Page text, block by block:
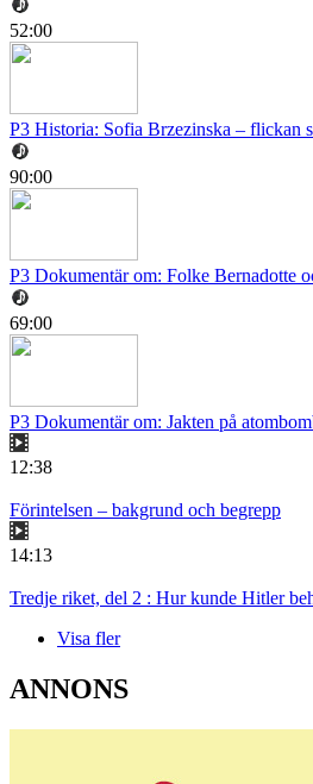
52:00
P3 Historia: Sofia Brzezinska – flickan
90:00
P3 Dokumentär om: Folke Bernadotte
69:00
P3 Dokumentär om: Jakten på
12:38
Förintelsen – bakgrund och begrepp
14:13
Tredje riket, del 2 : Hur kunde Hitler
Visa fler
ANNONS